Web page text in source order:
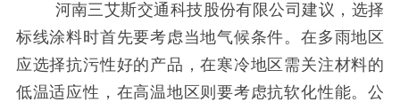
河南三艾斯交通科技股份有限公司建议，选择
标线涂料时首先要考虑当地气候条件。在多雨地区
应选择抗污性好的产品，在寒冷地区需关注材料的
低温适应性，在高温地区则要考虑抗软化性能。公